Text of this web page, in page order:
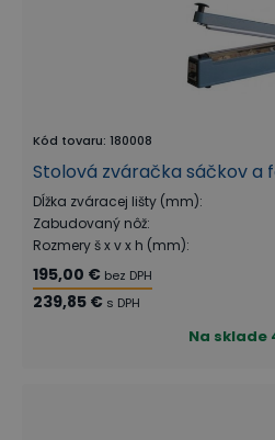
Kód tovaru: 180008
Stolová zváračka sáčkov a
Dĺžka zváracej lišty (mm):
Zabudovaný nôž:
Rozmery š x v x h (mm):
195,00 € bez DPH
239,85 € s DPH
Na sklade